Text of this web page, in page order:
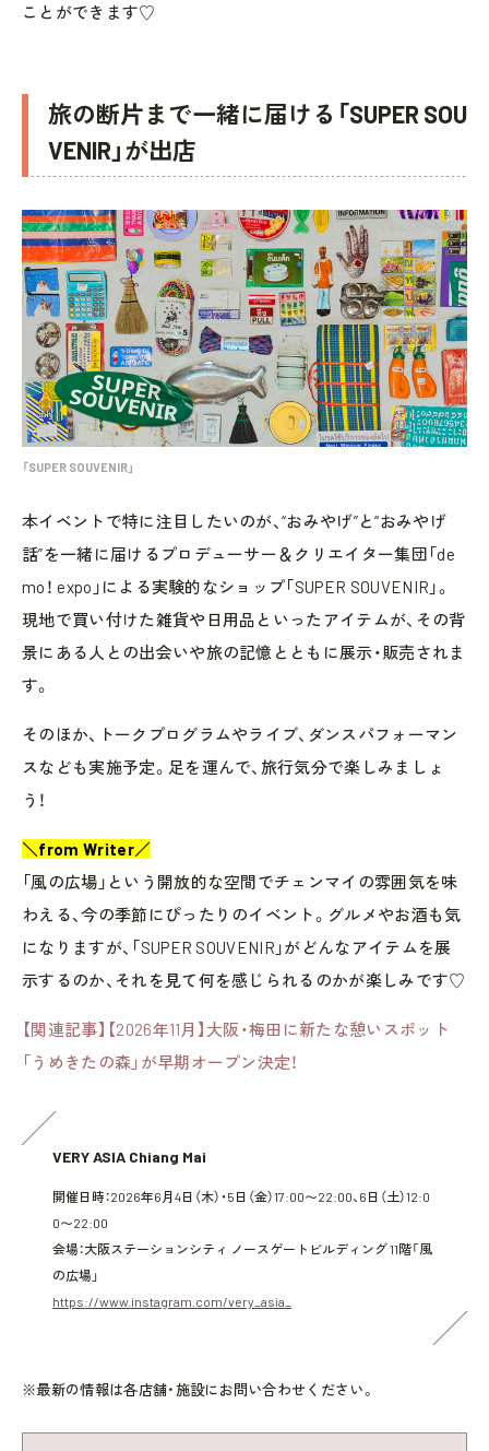
ことができます♡
旅の断片まで一緒に届ける「SUPER SOU
VENIR」が出店
「SUPER SOUVENIR」
本イベントで特に注目したいのが、“おみやげ”と“おみやげ
話”を一緒に届けるプロデューサー＆クリエイター集団「de
mo！ expo」による実験的なショップ「SUPER SOUVENIR」。
現地で買い付けた雑貨や日用品といったアイテムが、その背
景にある人との出会いや旅の記憶とともに展示・販売されま
す。
そのほか、トークプログラムやライブ、ダンスパフォーマン
スなども実施予定。足を運んで、旅行気分で楽しみましょ
う！
＼from Writer／
「風の広場」という開放的な空間でチェンマイの雰囲気を味
わえる、今の季節にぴったりのイベント。グルメやお酒も気
になりますが、「SUPER SOUVENIR」がどんなアイテムを展
示するのか、それを見て何を感じられるのかが楽しみです♡
【関連記事】【2026年11月】大阪・梅田に新たな憩いスポット
「うめきたの森」が早期オープン決定！
VERY ASIA Chiang Mai
開催日時：2026年6月4日（木）・5日（金）17:00〜22:00、6日（土）12:0
0〜22:00
会場：大阪ステーションシティ ノースゲートビルディング 11階「風
の広場」
https://www.instagram.com/very_asia_
※最新の情報は各店舗・施設にお問い合わせください。